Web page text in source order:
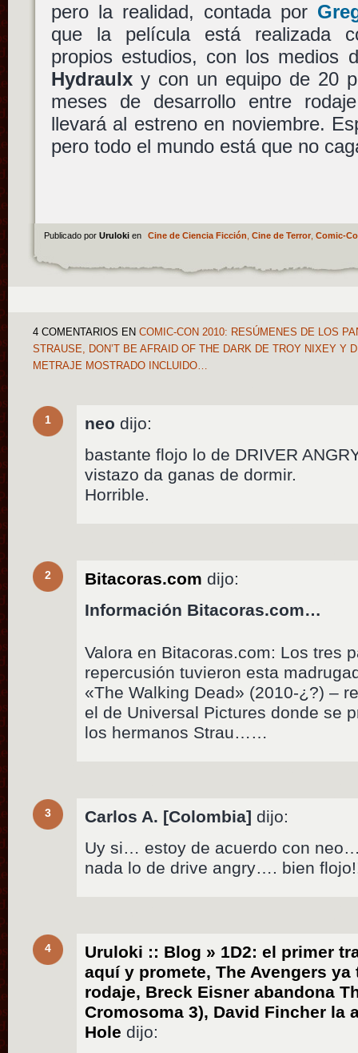
pero la realidad, contada por
que la película está realizada
propios estudios, con los medios
Hydraulxy con un equipo de 20
meses de desarrollo entre
llevará al estreno en noviembre.
pero todo el mundo está que no
Publicado por Uruloki en Cine de Ciencia Ficción Cine de Terror, Comic-
4 COMENTARIOS EN COMIC-CON 2010: RESÚMENES DE LOS
STRAUSE, DON’T BE AFRAID OF THE DARK DE TROY NIXEY Y
METRAJE MOSTRADO INCLUIDO…
1 neo dijo:
bastante flojo lo de DRIVER
vistazo da ganas de dormir.
Horrible.
2 Bitacoras.com dijo:
Información Bitacoras.com…
Valora en Bitacoras.com: Los tres
repercusión tuvieron esta
«The Walking Dead» (2010-¿?) –
el de Universal Pictures donde se
los hermanos Strau……
3 Carlos A. [Colombia] dijo:
Uy si… estoy de acuerdo con
nada lo de drive angry…. bien
4
Uruloki :: Blog » 1D2: el primer
aquí y promete, The Avengers
rodaje, Breck Eisner abandona
Cromosoma 3), David Fincher la
Holedijo: